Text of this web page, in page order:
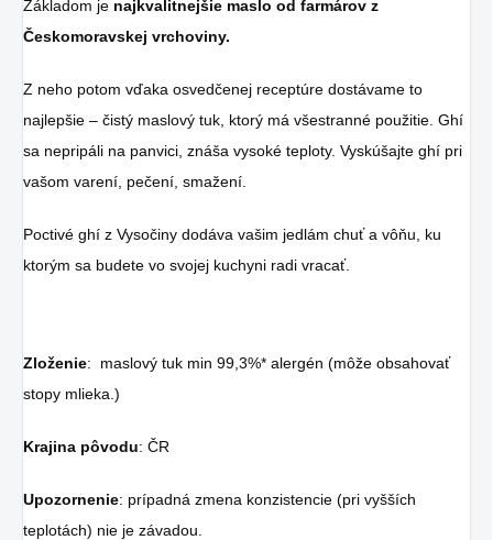
Základom je najkvalitnejšie maslo od farmárov z
Českomoravskej vrchoviny.
Z neho potom vďaka osvedčenej receptúre dostávame to
najlepšie – čistý maslový tuk, ktorý má všestranné použitie. Ghí
sa nepripáli na panvici, znáša vysoké teploty. Vyskúšajte ghí pri
vašom varení, pečení, smažení.
Poctivé ghí z Vysočiny dodáva vašim jedlám chuť a vôňu, ku
ktorým sa budete vo svojej kuchyni radi vracať.
Zloženie: maslový tuk min 99,3%* alergén (môže obsahovať
stopy mlieka.)
Krajina pôvodu: ČR
Upozornenie: prípadná zmena konzistencie (pri vyšších
teplotách) nie je závadou.